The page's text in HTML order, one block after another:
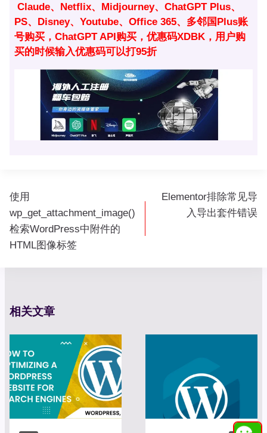
Claude、Netflix、Midjourney、ChatGPT Plus、
PS、Disney、Youtube、Office 365、多邻国Plus账
号购买，ChatGPT API购买，优惠码XDBK，用户购
买的时候输入优惠码可以打95折
文
章
导
航
使用
wp_get_attachment_image()
检索WordPress中附件的
HTML图像标签
Elementor排除常见导
入导出套件错误
相关文章